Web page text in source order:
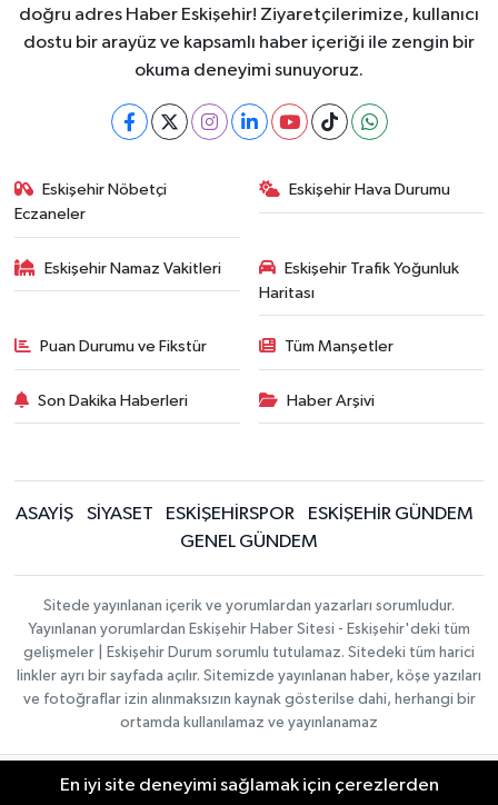
doğru adres Haber Eskişehir! Ziyaretçilerimize, kullanıcı
dostu bir arayüz ve kapsamlı haber içeriği ile zengin bir
okuma deneyimi sunuyoruz.
Eskişehir Nöbetçi
Eczaneler
Eskişehir Hava Durumu
Eskişehir Namaz Vakitleri
Eskişehir Trafik Yoğunluk
Haritası
Puan Durumu ve Fikstür Tüm Manşetler
Son Dakika Haberleri Haber Arşivi
ASAYİŞ SİYASET ESKİŞEHİRSPOR
ESKİŞEHİR GÜNDEM
GENEL GÜNDEM
Sitede yayınlanan içerik ve yorumlardan yazarları sorumludur.
Yayınlanan yorumlardan Eskişehir Haber Sitesi - Eskişehir'deki tüm
gelişmeler | Eskişehir Durum sorumlu tutulamaz. Sitedeki tüm harici
linkler ayrı bir sayfada açılır. Sitemizde yayınlanan haber, köşe yazıları
ve fotoğraflar izin alınmaksızın kaynak gösterilse dahi, herhangi bir
ortamda kullanılamaz ve yayınlanamaz
Gizlilik Sözleşmesi
Hakkımızda
Haber Yazılımı:
En iyi site deneyimi sağlamak için çerezlerden